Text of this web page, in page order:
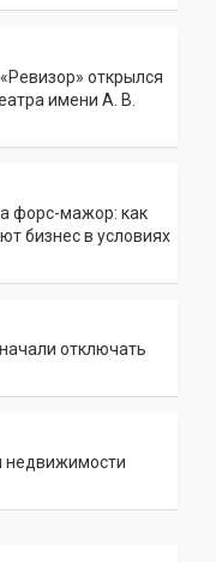
открылся
имени А. В.
форс-мажор: как
бизнес в условиях
отключать
недвижимости